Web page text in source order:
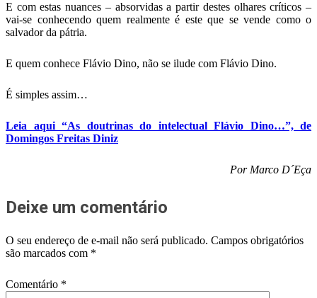
E com estas nuances – absorvidas a partir destes olhares críticos –
vai-se conhecendo quem realmente é este que se vende como o
salvador da pátria.
E quem conhece Flávio Dino, não se ilude com Flávio Dino.
É simples assim…
Leia aqui “As doutrinas do intelectual Flávio Dino…”, de
Domingos Freitas Diniz
Por Marco D´Eça
Deixe um comentário
O seu endereço de e-mail não será publicado. Campos obrigatórios
são marcados com *
Comentário *